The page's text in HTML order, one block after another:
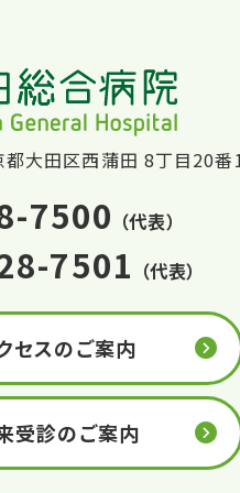
大田区西蒲田 8丁目20番
7500 （代表）
7501 （代表）
セスのご案内
受診のご案内